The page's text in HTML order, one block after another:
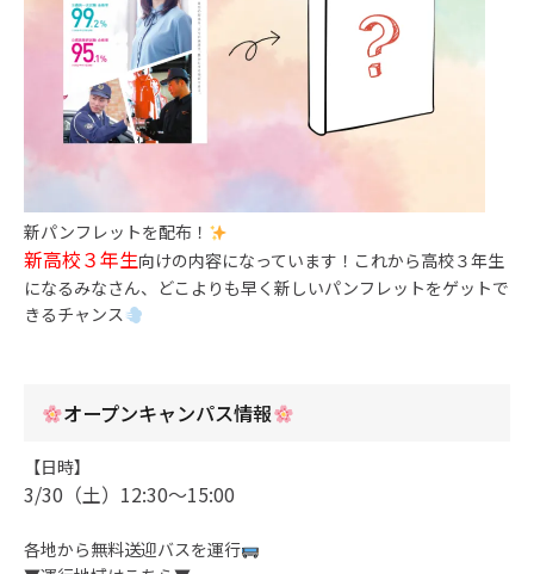
新パンフレットを配布！
新高校３年生向けの内容になっています！これから高校３年生
になるみなさん、どこよりも早く新しいパンフレットをゲットで
きるチャンス
オープンキャンパス情報
【日時】
3/30（土）12:30～15:00
各地から無料送迎バスを運行